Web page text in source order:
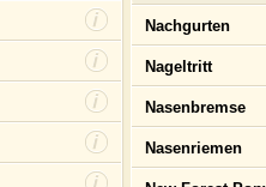
Nachgurten
Nageltritt
Nasenbremse
Nasenriemen